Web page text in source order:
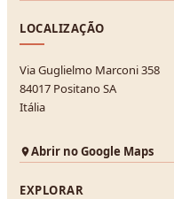
LOCALIZAÇÃO
Via Guglielmo Marconi 358
84017 Positano SA
Itália
Abrir no Google Maps
EXPLORAR